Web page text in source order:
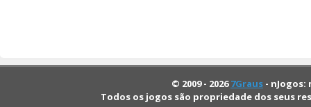
© 2009 - 20267Graus -
Todos os jogos são propriedade dos seus